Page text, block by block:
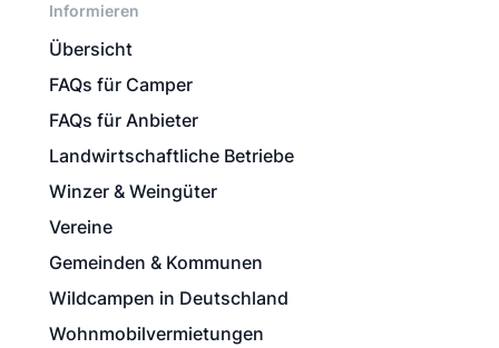
Informieren
Übersicht
FAQs für Camper
FAQs für Anbieter
Landwirtschaftliche Betriebe
Winzer & Weingüter
Vereine
Gemeinden & Kommunen
Wildcampen in Deutschland
Wohnmobilvermietungen